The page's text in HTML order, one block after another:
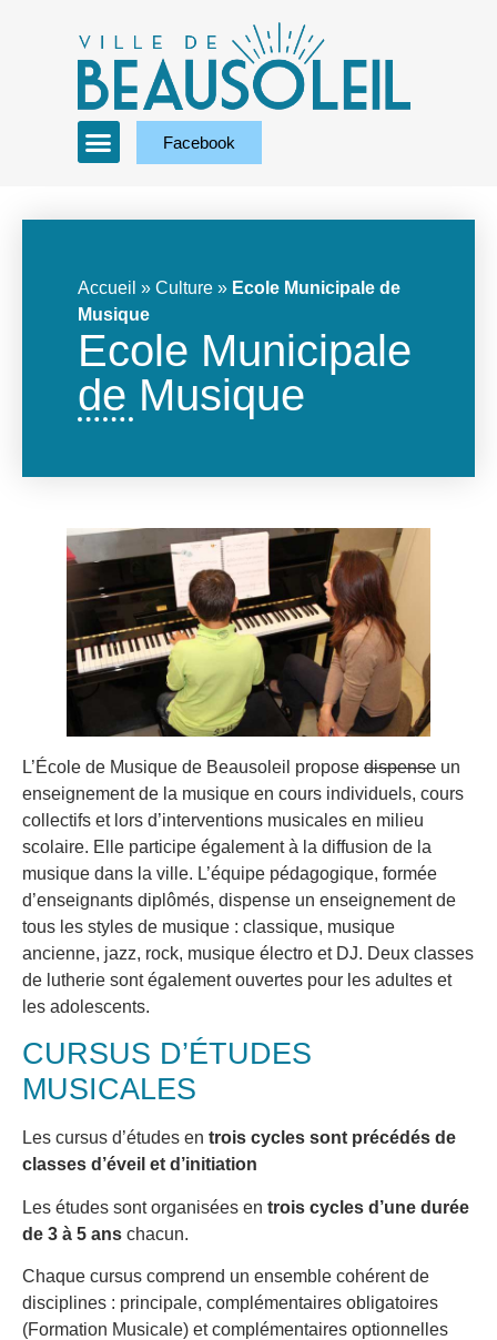
Facebook
Accueil » Culture » Ecole Municipale de
Musique
Ecole Municipale
de Musique
L’École de Musique de Beausoleil propose dispense un
enseignement de la musique en cours individuels, cours
collectifs et lors d’interventions musicales en milieu
scolaire. Elle participe également à la diffusion de la
musique dans la ville. L’équipe pédagogique, formée
d’enseignants diplômés, dispense un enseignement de
tous les styles de musique : classique, musique
ancienne, jazz, rock, musique électro et DJ. Deux classes
de lutherie sont également ouvertes pour les adultes et
les adolescents.
CURSUS D’ÉTUDES
MUSICALES
Les cursus d’études en trois cycles sont précédés de
classes d’éveil et d’initiation
Les études sont organisées en trois cycles d’une durée
de 3 à 5 ans chacun.
Chaque cursus comprend un ensemble cohérent de
disciplines : principale, complémentaires obligatoires
(Formation Musicale) et complémentaires optionnelles